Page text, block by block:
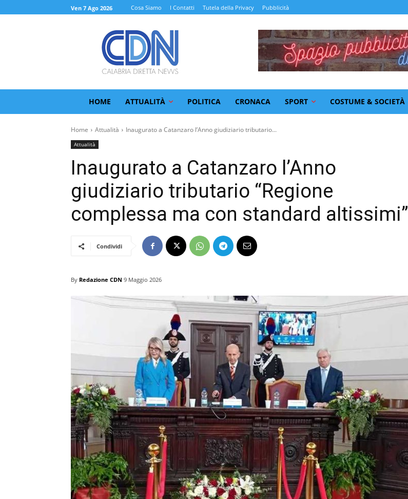
Ven 7 Ago 2026 Cosa Siamo I Contatti Tutela della Privacy Pubblicità
HOME ATTUALITÀ POLITICA CRONACA SPORT COSTUME & SOCIETÀ
Home Attualità Inaugurato a Catanzaro l’Anno giudiziario tributario...
Attualità
Inaugurato a Catanzaro l’Anno
giudiziario tributario “Regione
complessa ma con standard altissimi”
Condividi
By Redazione CDN 9 Maggio 2026